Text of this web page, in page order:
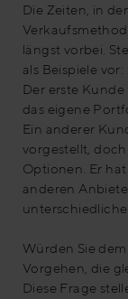
Die Zeiten, in
längst vorbei.
als Beispiele vor:
Der erste
das eigene
Ein anderer
vorgestellt,
Optionen. Er
anderen
Würden Sie
Vorgehen, die
Diese Frage